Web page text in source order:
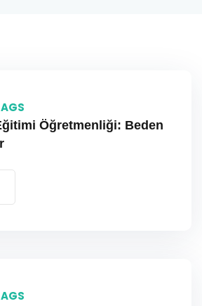
Öğretmenliği: Beden